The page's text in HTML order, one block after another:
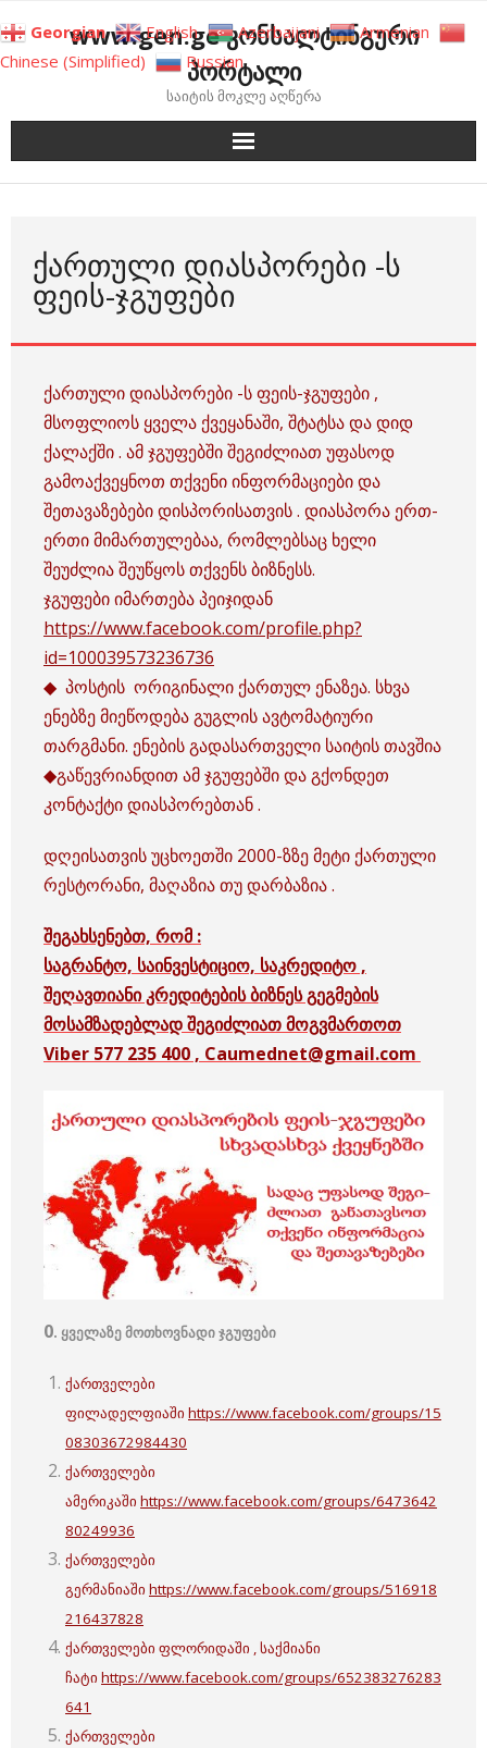
to
content
www.gen.ge კონსალტინგური
პორტალი
საიტის მოკლე აღწერა
ᲥᲐᲠᲗᲣᲚᲘ ᲓᲘᲐᲡᲞᲝᲠᲔᲑᲘ -Ს
ᲤᲔᲘᲡ-ᲯᲒᲣᲤᲔᲑᲘ
ქართული დიასპორები -ს ფეის-ჯგუფები ,
მსოფლიოს ყველა ქვეყანაში, შტატსა და დიდ
ქალაქში . ამ ჯგუფებში შეგიძლიათ უფასოდ
გამოაქვეყნოთ თქვენი ინფორმაციები და
შეთავაზებები დისპორისათვის . დიასპორა ერთ-
ერთი მიმართულებაა, რომლებსაც ხელი
შეუძლია შეუწყოს თქვენს ბიზნესს.
ჯგუფები იმართება პეიჯიდან
https://www.facebook.com/profile.php?
id=100039573236736
◆ პოსტის ორიგინალი ქართულ ენაზეა. სხვა
ენებზე მიეწოდება გუგლის ავტომატიური
თარგმანი. ენების გადასართველი საიტის თავშია
◆გაწევრიანდით ამ ჯგუფებში და გქონდეთ
კონტაქტი დიასპორებთან .
დღეისათვის უცხოეთში 2000-ზზე მეტი ქართული
რესტორანი, მაღაზია თუ დარბაზია .
შეგახსენებთ, რომ :
საგრანტო, საინვესტიციო, საკრედიტო ,
შეღავთიანი კრედიტების ბიზნეს გეგმების
მოსამზადებლად შეგიძლიათ მოგვმართოთ
Viber 577 235 400 , Caumednet@gmail.com
0. ყველაზე მოთხოვნადი ჯგუფები
ქართველები
ფილადელფიაში https://www.facebook.com/groups/15
08303672984430
ქართველები
ამერიკაში https://www.facebook.com/groups/6473642
80249936
ქართველები
გერმანიაში https://www.facebook.com/groups/516918
216437828
ქართველები ფლორიდაში , საქმიანი
ჩატი https://www.facebook.com/groups/652383276283
641
ქართველები
Georgian English Azerbaijani
Armenian
Chinese (Simplified)
Russian